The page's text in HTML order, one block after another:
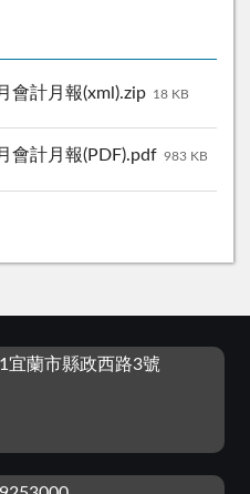
會計月報(xml).zip 18 KB
會計月報(PDF).pdf 983 KB
宜蘭市縣政西路3號